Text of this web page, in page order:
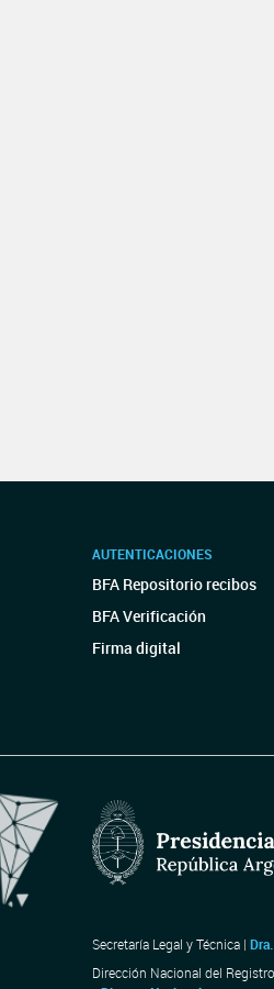
AUTENTICACIONES
BFA Repositorio recibos
BFA Verificación
Firma digital
Secretaría Legal y Técnica |
Dirección Nacional del